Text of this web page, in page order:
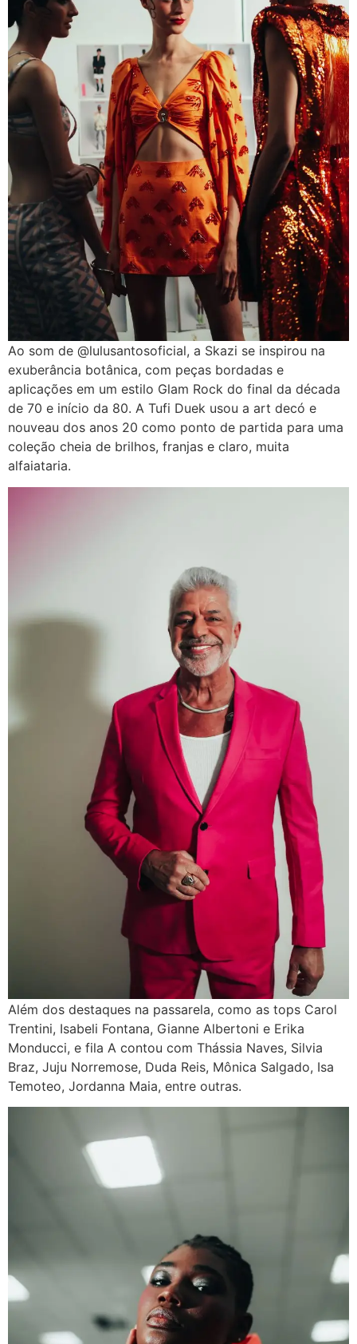
Ao som de @lulusantosoficial, a Skazi se inspirou na
exuberância botânica, com peças bordadas e
aplicações em um estilo Glam Rock do final da década
de 70 e início da 80. A Tufi Duek usou a art decó e
nouveau dos anos 20 como ponto de partida para uma
coleção cheia de brilhos, franjas e claro, muita
alfaiataria.
Além dos destaques na passarela, como as tops Carol
Trentini, Isabeli Fontana, Gianne Albertoni e Erika
Monducci, e fila A contou com Thássia Naves, Silvia
Braz, Juju Norremose, Duda Reis, Mônica Salgado, Isa
Temoteo, Jordanna Maia, entre outras.